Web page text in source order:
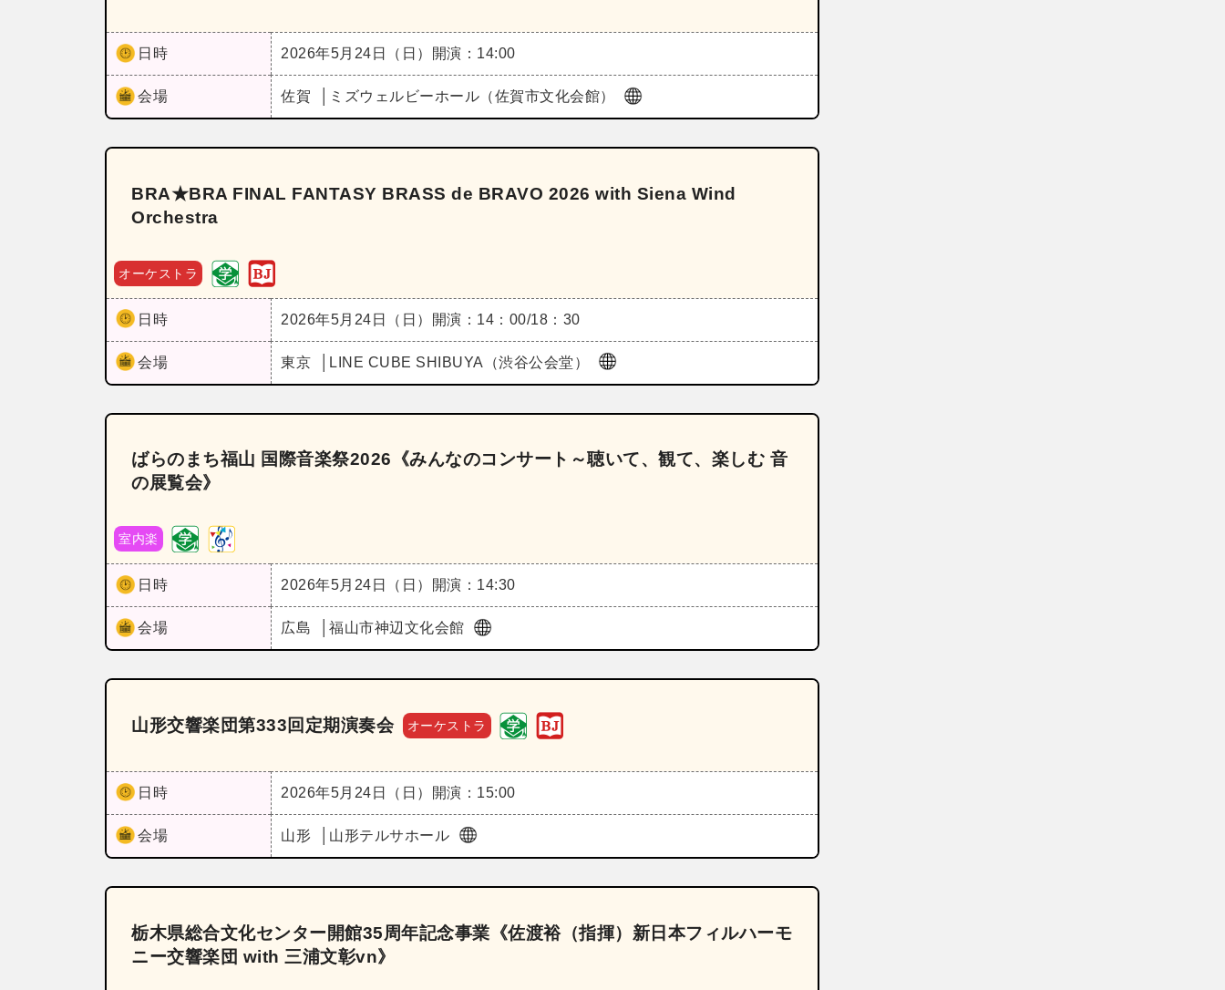
日時 2026年5月24日（日） 開演：14:00
会場 佐賀 ミズウェルビーホール（佐賀市文化会館）
BRA★BRA FINAL FANTASY BRASS de BRAVO 2026 with Siena Wind
Orchestra
オーケストラ
日時 2026年5月24日（日） 開演：14：00/18：30
会場 東京 LINE CUBE SHIBUYA（渋谷公会堂）
ばらのまち福山 国際音楽祭2026《みんなのコンサート～聴いて、観て、楽しむ 音
の展覧会》
室内楽
日時 2026年5月24日（日） 開演：14:30
会場 広島 福山市神辺文化会館
山形交響楽団第333回定期演奏会 オーケストラ
日時 2026年5月24日（日） 開演：15:00
会場 山形 山形テルサホール
栃木県総合文化センター開館35周年記念事業《佐渡裕（指揮）新日本フィルハーモ
ニー交響楽団 with 三浦文彰vn》